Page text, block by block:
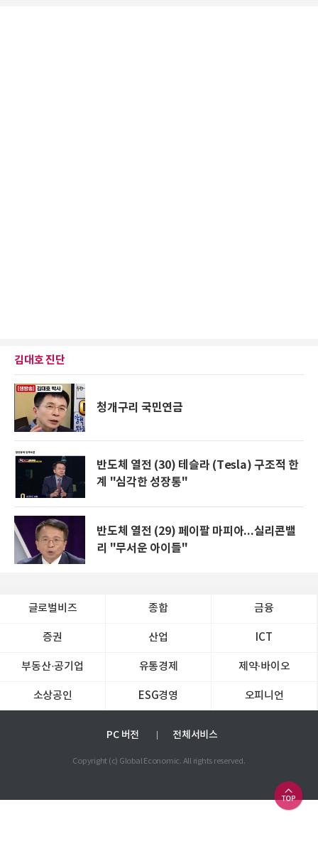
김대호 진단
청개구리 국민연금
반도체 열전 (30) 테슬라 (Tesla) 구조적 한
계 "심각한 성장통"
반도체 열전 (29) 페이팔 마피아...실리콘밸
리 "무서운 아이들"
글로벌비즈 종합 금융
증권 산업 ICT
부동산·공기업 유통경제 제약∙바이오
소상공인 ESG경영 오피니언
PC 버전 전체서비스
Copyright (c) Global Economic. All rights reserved.